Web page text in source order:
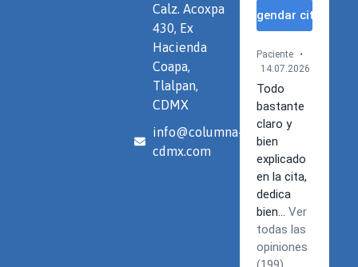
Calz. Acoxpa
430, Ex
Hacienda
Coapa,
Tlalpan,
CDMX
info@columna-
cdmx.com